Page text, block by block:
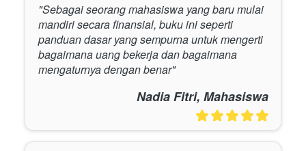
"Sebagai seorang mahasiswa yang baru mulai
mandiri secara finansial, buku ini seperti
panduan dasar yang sempurna untuk mengerti
bagaimana uang bekerja dan bagaimana
mengaturnya dengan benar"
Nadia Fitri, Mahasiswa